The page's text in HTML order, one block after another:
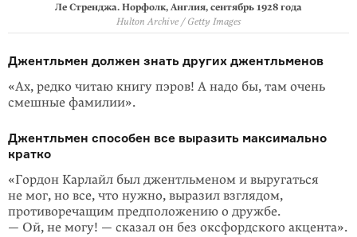
Ле Стренджа. Норфолк, Англия, сентябрь 1928 года
Hulton Archive / Getty Images
Джентльмен должен знать других джентльменов
«Ах, редко читаю книгу пэров! А надо бы, там очень
смешные фамилии».
Джентльмен способен все выразить максимально
кратко
«Гордон Карлайл был джентльменом и выругаться
не мог, но все, что нужно, выразил взглядом,
противоречащим пред­положению о дружбе.
— Ой, не могу! — сказал он без оксфордского акцента».